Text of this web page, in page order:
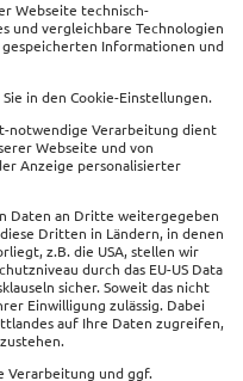
Sitemap
Barrierefreiheit